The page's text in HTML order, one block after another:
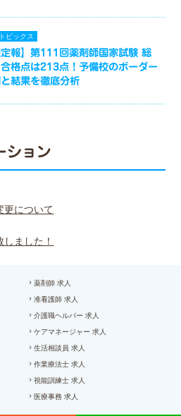
ピックス
定報】第111回薬剤師国家試験 総
格点は213点！予備校のボーダー
結果を徹底分析
ション
更について
ました！
薬剤師 求人
准看護師 求人
介護職ヘルパー 求人
ケアマネージャー 求人
生活相談員 求人
作業療法士 求人
視能訓練士 求人
医療事務 求人